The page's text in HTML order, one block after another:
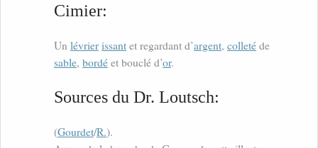
Cimier:
Un lévrier issant et regardant d’argent, colleté de
sable, bordé et bouclé d’or.
Sources du Dr. Loutsch:
(Gourdet/R.).